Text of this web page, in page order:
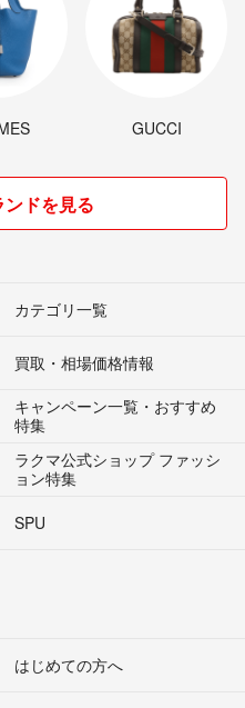
GUCCI
ドを見る
カテゴリ一覧
買取・相場価格情報
キャンペーン一覧・おすすめ
特集
ラクマ公式ショップ ファッシ
ョン特集
SPU
はじめての方へ